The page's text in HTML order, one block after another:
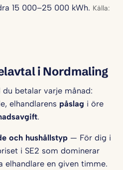
15 000–25 000 kWh. Källa:
i Nordmaling
betalar varje månad:
elhandlarens påslag i öre
.
och hushålls­typ — För dig i
i SE2 som dominerar
elhandlare en given timme.